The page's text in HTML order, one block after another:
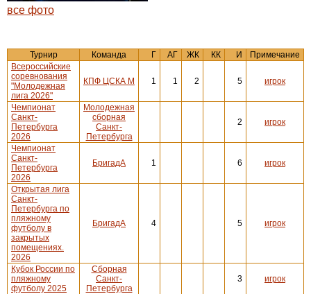
все фото
Турнир Команда Г АГ ЖК КК И
Примечание
Всероссийские
соревнования
"Молодежная
лига 2026"
КПФ ЦСКА М 1 1 2 5 игрок
Чемпионат
Санкт-
Петербурга
2026
Молодежная
сборная
Санкт-
Петербурга
2 игрок
Чемпионат
Санкт-
Петербурга
2026
БригадА 1 6 игрок
Открытая лига
Санкт-
Петербурга по
пляжному
футболу в
закрытых
помещениях.
2026
БригадА 4 5 игрок
Кубок России по
пляжному
футболу 2025
Сборная
Санкт-
Петербурга
3 игрок